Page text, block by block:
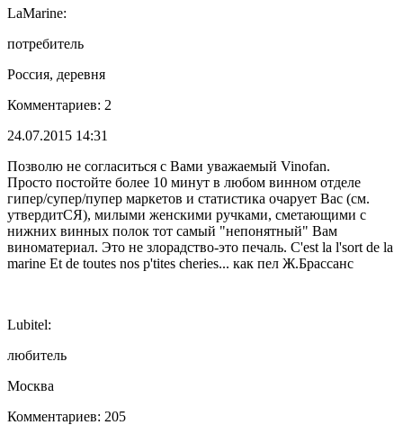
LaMarine:
потребитель
Россия, деревня
Комментариев: 2
24.07.2015 14:31
Позволю не согласиться с Вами уважаемый Vinofan.
Просто постойте более 10 минут в любом винном отделе
гипер/супер/пупер маркетов и статистика очарует Вас (см.
утвердитСЯ), милыми женскими ручками, сметающими с
нижних винных полок тот самый "непонятный" Вам
виноматериал. Это не злорадство-это печаль. С'est la l'sort de la
marine Et de toutes nos p'tites cheries... как пел Ж.Брассанс
Lubitel:
любитель
Москва
Комментариев: 205